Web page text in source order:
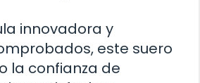
innovadora y
este suero
la confianza de